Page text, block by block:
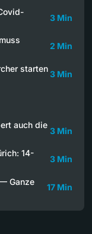
3 Min
2 Min
starten
3 Min
auch die
3 Min
14-
3 Min
Ganze
17 Min